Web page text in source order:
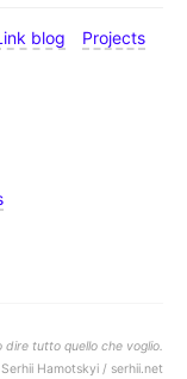
blog
Projects
dire tutto quello che voglio.
Hamotskyi / serhii.net